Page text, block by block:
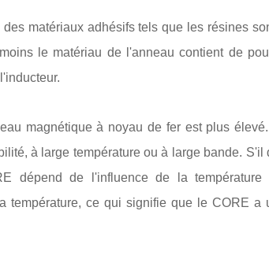
matériaux adhésifs tels que les résines
le matériau de l'anneau contient de
magnétique à noyau de fer est plus
à large température ou à large bande. S'il
dépend de l'influence de la température
température, ce qui signifie que le CORE a